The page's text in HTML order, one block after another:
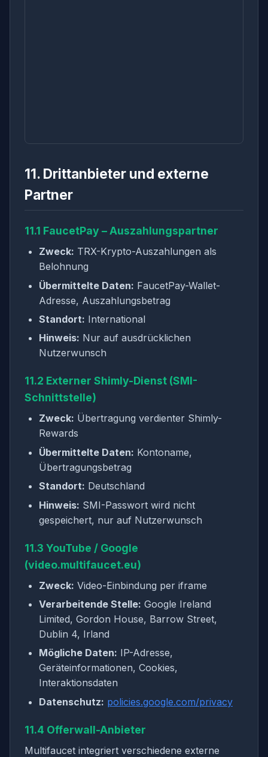
11. Drittanbieter und externe
Partner
11.1 FaucetPay – Auszahlungspartner
Zweck: TRX-Krypto-Auszahlungen als
Belohnung
Übermittelte Daten: FaucetPay-Wallet-
Adresse, Auszahlungsbetrag
Standort: International
Hinweis: Nur auf ausdrücklichen
Nutzerwunsch
11.2 Externer Shimly-Dienst (SMI-
Schnittstelle)
Zweck: Übertragung verdienter Shimly-
Rewards
Übermittelte Daten: Kontoname,
Übertragungsbetrag
Standort: Deutschland
Hinweis: SMI-Passwort wird nicht
gespeichert, nur auf Nutzerwunsch
11.3 YouTube / Google
(video.multifaucet.eu)
Zweck: Video-Einbindung per iframe
Verarbeitende Stelle: Google Ireland
Limited, Gordon House, Barrow Street,
Dublin 4, Irland
Mögliche Daten: IP-Adresse,
Geräteinformationen, Cookies,
Interaktionsdaten
Datenschutz: policies.google.com/privacy
11.4 Offerwall-Anbieter
Multifaucet integriert verschiedene externe